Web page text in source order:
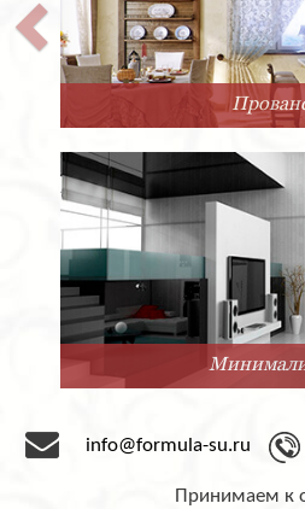
info@formula-su.ru
Принимаем к